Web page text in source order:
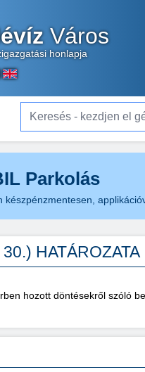
Város
honlapja
Keresés - kezdjen el
Parkolás
készpénzmentesen,
HATÁROZATA
hozott döntésekről szóló